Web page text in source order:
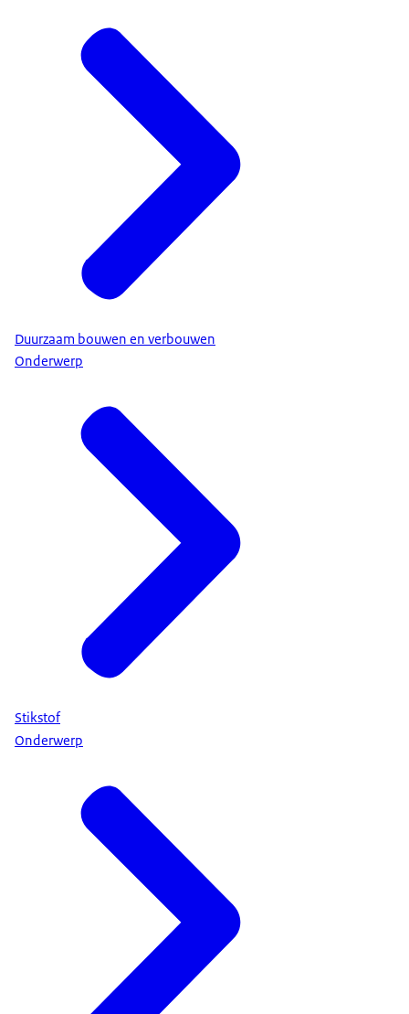
Duurzaam bouwen en verbouwen
Onderwerp
Stikstof
Onderwerp